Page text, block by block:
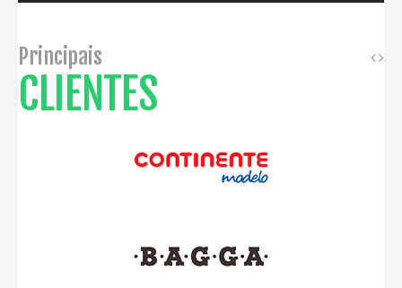
Principais
CLIENTES